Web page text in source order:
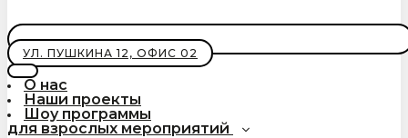
УЛ. ПУШКИНА 12, ОФИС 02
О нас
Наши проекты
Шоу программы
для взрослых мероприятий